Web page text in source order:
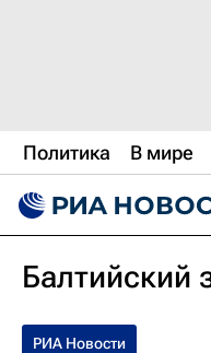
Политика В мире
Балтийский
РИА Новости